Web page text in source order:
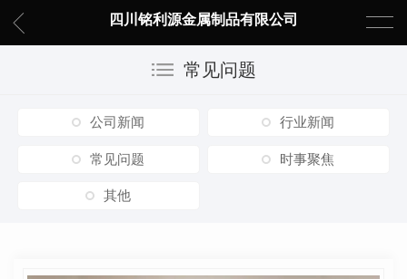
四川铭利源金属制品有限公司
常见问题
公司新闻 行业新闻
常见问题 时事聚焦
其他